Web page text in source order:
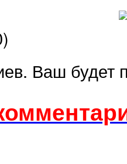
)
Ваш будет